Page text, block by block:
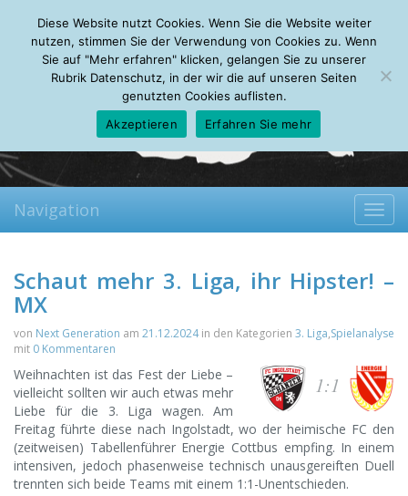
Sunday, 09.08.2026
Mein Account
About Autoren Leseempfehlungen FAQ
Navigation
Schaut mehr 3. Liga, ihr Hipster! –
MX
von Next Generation am 21.12.2024in den Kategorien 3. Liga,Spielanalyse
mit 0 Kommentaren
1:1
Weihnachten ist das Fest der Liebe –
vielleicht sollten wir auch etwas mehr
Liebe für die 3. Liga wagen. Am
Freitag führte diese nach Ingolstadt, wo der heimische FC den
(zeitweisen) Tabellenführer Energie Cottbus empfing. In einem
intensiven, jedoch phasenweise technisch unausgereiften Duell
trennten sich beide Teams mit einem 1:1-Unentschieden.
Diese Website nutzt Cookies. Wenn Sie die Website weiter
nutzen, stimmen Sie der Verwendung von Cookies zu. Wenn
Sie auf "Mehr erfahren" klicken, gelangen Sie zu unserer
Rubrik Datenschutz, in der wir die auf unseren Seiten
genutzten Cookies auflisten.
Akzeptieren
Erfahren Sie mehr